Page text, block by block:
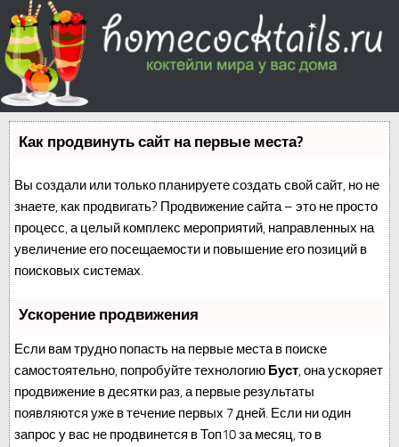
Как продвинуть сайт на первые места?
Вы создали или только планируете создать свой сайт, но не
знаете, как продвигать? Продвижение сайта – это не просто
процесс, а целый комплекс мероприятий, направленных на
увеличение его посещаемости и повышение его позиций в
поисковых системах.
Ускорение продвижения
Если вам трудно попасть на первые места в поиске
самостоятельно, попробуйте технологию Буст, она ускоряет
продвижение в десятки раз, а первые результаты
появляются уже в течение первых 7 дней. Если ни один
запрос у вас не продвинется в Топ10 за месяц, то в